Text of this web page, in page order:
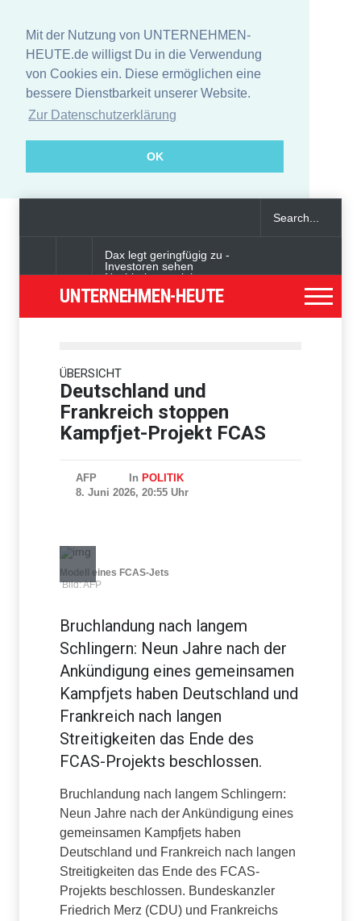
Mit der Nutzung von UNTERNEHMEN-
HEUTE.de willigst Du in die Verwendung
von Cookies ein. Diese ermöglichen eine
bessere Dienstbarkeit unserer Website.
Zur Datenschutzerklärung
OK
Dax legt geringfügig zu -
Investoren sehen
Nachholpotenzial
Bundesregierung: Sitzungen
des Nationalen
Sicherheitsrates geheim
UNTERNEHMEN-HEUTE
ÜBERSICHT
Deutschland und
Frankreich stoppen
Kampfjet-Projekt FCAS
AFP In POLITIK
8. Juni 2026, 20:55 Uhr
Modell eines FCAS-Jets
Bild: AFP
Bruchlandung nach langem
Schlingern: Neun Jahre nach der
Ankündigung eines gemeinsamen
Kampfjets haben Deutschland und
Frankreich nach langen
Streitigkeiten das Ende des
FCAS-Projekts beschlossen.
Bruchlandung nach langem Schlingern:
Neun Jahre nach der Ankündigung eines
gemeinsamen Kampfjets haben
Deutschland und Frankreich nach langen
Streitigkeiten das Ende des FCAS-
Projekts beschlossen. Bundeskanzler
Friedrich Merz (CDU) und Frankreichs